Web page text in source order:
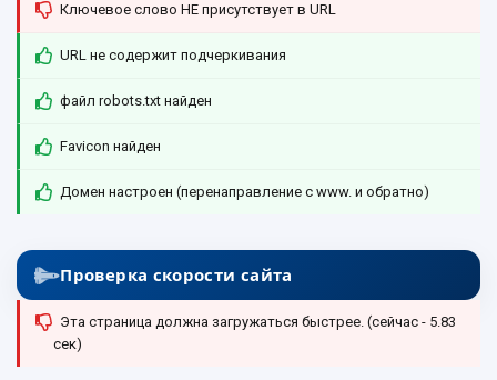
Ключевое слово НЕ присутствует в URL
URL не содержит подчеркивания
файл robots.txt найден
Favicon найден
Домен настроен (перенаправление с www. и обратно)
Проверка скорости сайта
Эта страница должна загружаться быстрее. (сейчас - 5.83
сек)